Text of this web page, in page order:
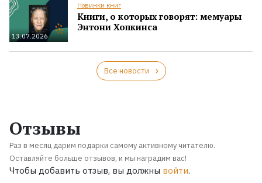
13.07.2026
Новинки книг
Книги, о которых говорят: мемуары
Энтони Хопкинса
Все новости
Отзывы
Раз в месяц дарим подарки самому активному читателю.
Оставляйте больше отзывов, и мы наградим вас!
Чтобы добавить отзыв, вы должны войти.